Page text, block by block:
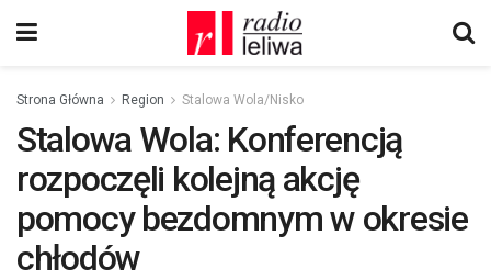
Strona Główna Region Stalowa Wola/Nisko
Stalowa Wola: Konferencją
rozpoczęli kolejną akcję
pomocy bezdomnym w okresie
chłodów